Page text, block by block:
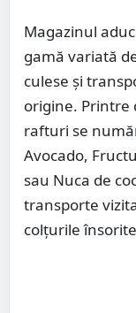
Magazinul
gamă variată
culese și
origine. Printre
rafturi se
Avocado,
sau Nuca de
transporte
colțurile